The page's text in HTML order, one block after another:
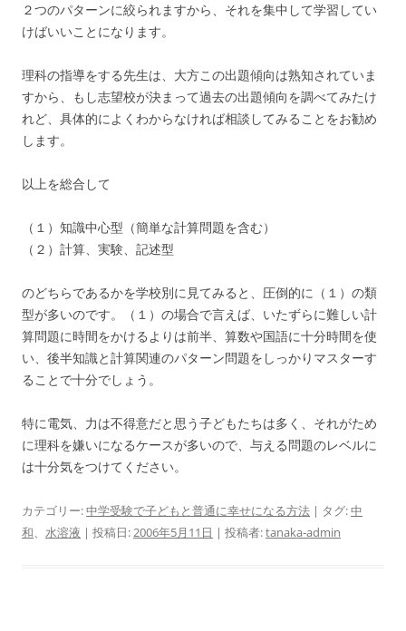
２つのパターンに絞られますから、それを集中して学習してい
けばいいことになります。
理科の指導をする先生は、大方この出題傾向は熟知されていま
すから、もし志望校が決まって過去の出題傾向を調べてみたけ
れど、具体的によくわからなければ相談してみることをお勧め
します。
以上を総合して
（１）知識中心型（簡単な計算問題を含む）
（２）計算、実験、記述型
のどちらであるかを学校別に見てみると、圧倒的に（１）の類
型が多いのです。（１）の場合で言えば、いたずらに難しい計
算問題に時間をかけるよりは前半、算数や国語に十分時間を使
い、後半知識と計算関連のパターン問題をしっかりマスターす
ることで十分でしょう。
特に電気、力は不得意だと思う子どもたちは多く、それがため
に理科を嫌いになるケースが多いので、与える問題のレベルに
は十分気をつけてください。
カテゴリー:中学受験で子どもと普通に幸せになる方法 | タグ:中
和、 水溶液 | 投稿日:2006年5月11日 | 投稿者:tanaka-admin